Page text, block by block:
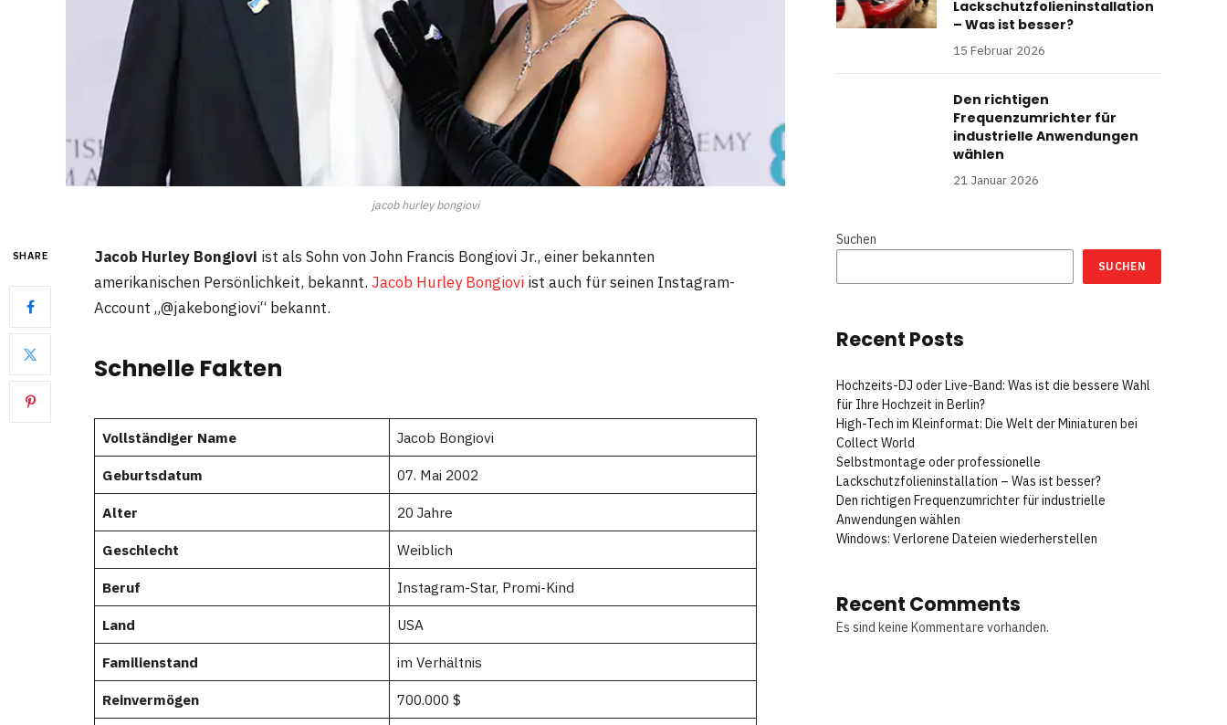
jacob hurley bongiovi
SHARE Jacob Hurley Bongiovi ist als Sohn von John Francis Bongiovi Jr., einer bekannten
amerikanischen Persönlichkeit, bekannt. Jacob Hurley Bongiovi ist auch für seinen Instagram-
Account „@jakebongiovi“ bekannt.
Schnelle Fakten
Vollständiger Name Jacob Bongiovi
Geburtsdatum 07. Mai 2002
Alter 20 Jahre
Geschlecht Weiblich
Beruf Instagram-Star, Promi-Kind
Land USA
Familienstand im Verhältnis
Reinvermögen 700.000 $
Lackschutzfolieninstallation
– Was ist besser?
15 Februar 2026
Den richtigen
Frequenzumrichter für
industrielle Anwendungen
wählen
21 Januar 2026
Suchen
SUCHEN
Recent Posts
Hochzeits-DJ oder Live-Band: Was ist die bessere Wahl
für Ihre Hochzeit in Berlin?
High-Tech im Kleinformat: Die Welt der Miniaturen bei
Collect World
Selbstmontage oder professionelle
Lackschutzfolieninstallation – Was ist besser?
Den richtigen Frequenzumrichter für industrielle
Anwendungen wählen
Windows: Verlorene Dateien wiederherstellen
Recent Comments
Es sind keine Kommentare vorhanden.